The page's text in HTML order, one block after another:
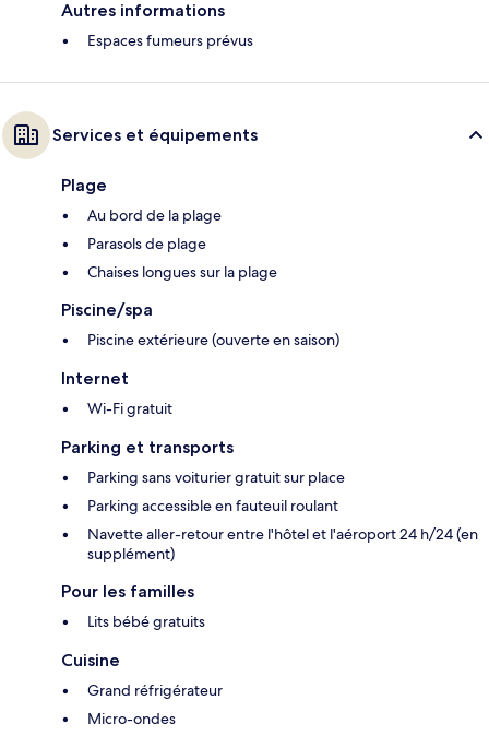
Autres informations
Espaces fumeurs prévus
Services et équipements
Plage
Au bord de la plage
Parasols de plage
Chaises longues sur la plage
Piscine/spa
Piscine extérieure (ouverte en saison)
Internet
Wi-Fi gratuit
Parking et transports
Parking sans voiturier gratuit sur place
Parking accessible en fauteuil roulant
Navette aller-retour entre l'hôtel et l'aéroport 24 h/24 (en
supplément)
Pour les familles
Lits bébé gratuits
Cuisine
Grand réfrigérateur
Micro-ondes